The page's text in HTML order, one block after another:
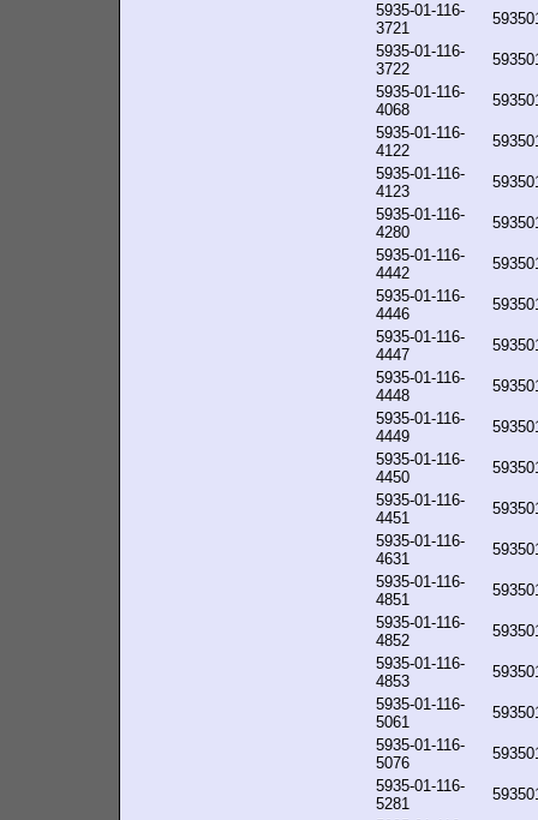
5935-01-116-
3721
5935-01-116-
3722
5935-01-116-
4068
5935-01-116-
4122
5935-01-116-
4123
5935-01-116-
4280
5935-01-116-
4442
5935-01-116-
4446
5935-01-116-
4447
5935-01-116-
4448
5935-01-116-
4449
5935-01-116-
4450
5935-01-116-
4451
5935-01-116-
4631
5935-01-116-
4851
5935-01-116-
4852
5935-01-116-
4853
5935-01-116-
5061
5935-01-116-
5076
5935-01-116-
5281